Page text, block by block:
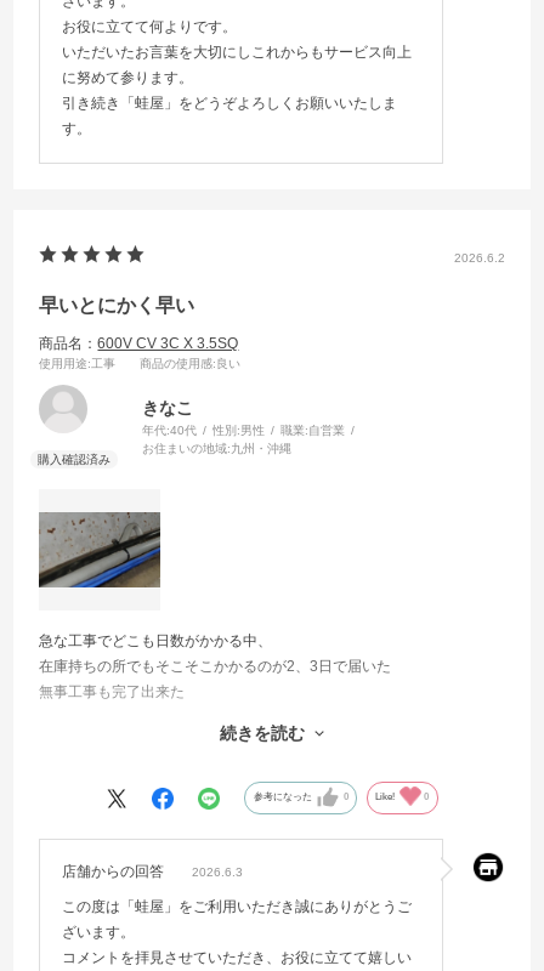
お役に立てて何よりです。
いただいたお言葉を大切にしこれからもサービス向上
に努めて参ります。
引き続き「蛙屋」をどうぞよろしくお願いいたしま
す。
2026.6.2
早いとにかく早い
商品名：600V CV 3C X 3.5SQ
使用用途:工事 商品の使用感:良い
きなこ
年代:40代 性別:男性 職業:自営業
お住まいの地域:九州・沖縄
急な工事でどこも日数がかかる中、
在庫持ちの所でもそこそこかかるのが2、3日で届いた
無事工事も完了出来た
ありがとうございました
続きを読む
参考になった 0 Like! 0
店舗からの回答 2026.6.3
この度は「蛙屋」をご利用いただき誠にありがとうご
ざいます。
コメントを拝見させていただき、お役に立てて嬉しい